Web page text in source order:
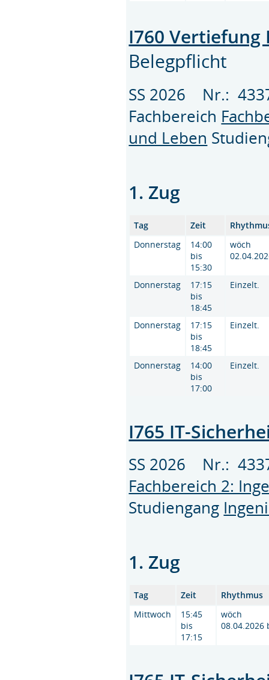
I760 Vertiefung
Belegpflicht
SS 2026 Nr.:
Fachbereich
und Leben
1. Zug
Tag Zeit
Donnerstag
14:00
bis
15:30
wöch
Donnerstag
17:15
bis
18:45
Einzelt.
Donnerstag
17:15
bis
18:45
Einzelt.
Donnerstag
14:00
bis
17:00
Einzelt.
I765 IT-
SS 2026 Nr.:
Fachbereich 2:
Studiengang
1. Zug
Tag Zeit
Rhythmus
Mittwoch
15:45
bis
17:15
wöch
08.04.2026